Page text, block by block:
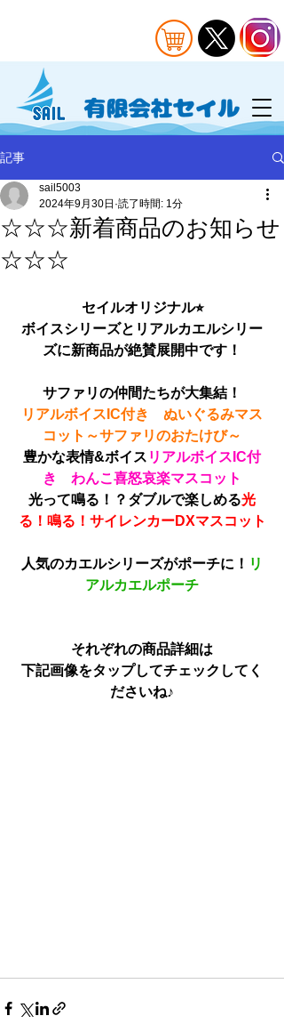
記事
☆☆☆新着商品のお知らせ
☆☆☆
sail5003
2024年9月30日 読了時間: 1分
セイルオリジナル⭐︎
ボイスシリーズとリアルカエルシリー
ズに新商品が絶賛展開中です！
サファリの仲間たちが大集結！
リアルボイスIC付き　ぬいぐるみマス
コット～サファリのおたけび～
豊かな表情&ボイス リアルボイスIC付
き　わんこ喜怒哀楽マスコット
光って鳴る！？ダブルで楽しめる光
る！鳴る！サイレンカーDXマスコット
人気のカエルシリーズがポーチに！ リ
アルカエルポーチ
それぞれの商品詳細は
下記画像をタップしてチェックしてく
ださいね♪